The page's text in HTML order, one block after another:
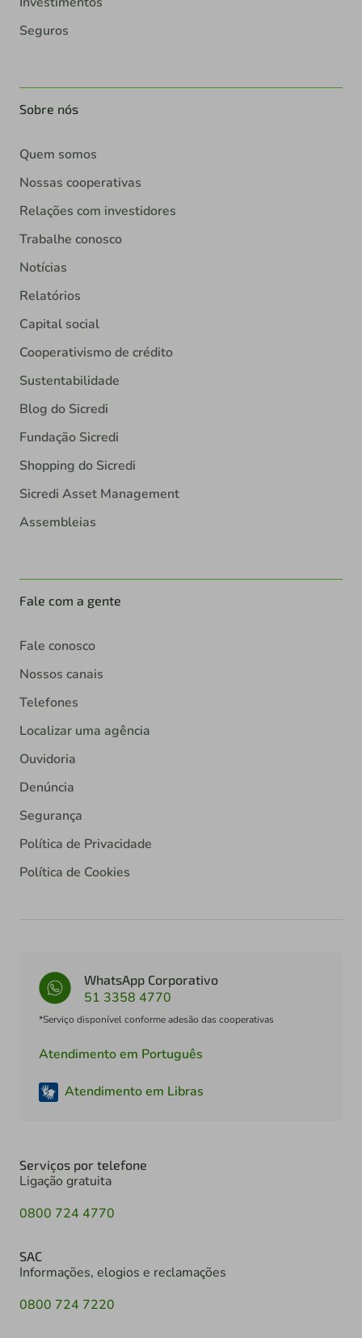
Seguros
Sobre nós
Quem somos
Nossas cooperativas
Relações com investidores
Trabalhe conosco
Notícias
Relatórios
Capital social
Cooperativismo de crédito
Sustentabilidade
Blog do Sicredi
Fundação Sicredi
Shopping do Sicredi
Sicredi Asset Management
Assembleias
Fale com a gente
Fale conosco
Nossos canais
Telefones
Localizar uma agência
Ouvidoria
Denúncia
Segurança
Política de Privacidade
Política de Cookies
WhatsApp Corporativo
51 3358 4770
*Serviço disponível conforme adesão das cooperativas
Atendimento em Português
Atendimento em Libras
Serviços por telefone
Ligação gratuita
0800 724 4770
SAC
Informações, elogios e reclamações
0800 724 7220